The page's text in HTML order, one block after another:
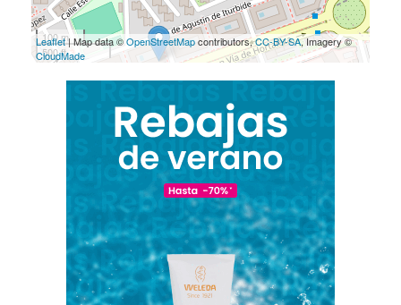
100 m
500 ft
Leaflet| Map data ©OpenStreetMapcontributors,CC-BY-SA, Imagery ©
CloudMade